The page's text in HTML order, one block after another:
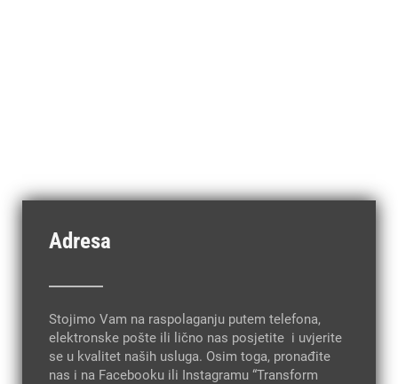
Adresa
Stojimo Vam na raspolaganju putem telefona,
elektronske pošte ili lično nas posjetite i uvjerite
se u kvalitet naših usluga. Osim toga, pronađite
nas i na Facebooku ili Instagramu “Transform